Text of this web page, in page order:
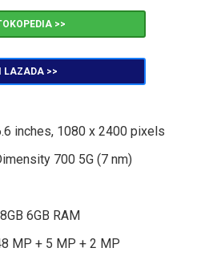
>>
LAZADA >>
inches, 1080 x 2400 pixels
700 5G (7 nm)
6GB RAM
MP + 5 MP + 2 MP